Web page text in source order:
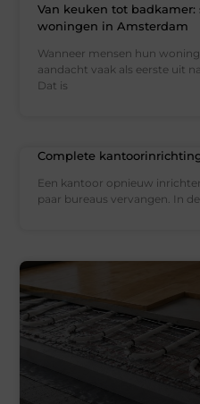
Van keuken tot
woningen in Amsterdam
Wanneer mensen hun
aandacht vaak als eerste uit
Dat is
Complete
Een kantoor opnieuw
paar bureaus vervangen. In